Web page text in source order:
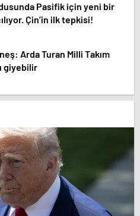
Pasifik için yeni bir
Çin’in ilk tepkisi!
Arda Turan Milli Takım
giyebilir